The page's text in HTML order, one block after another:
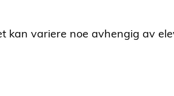
kan variere noe avhengig av